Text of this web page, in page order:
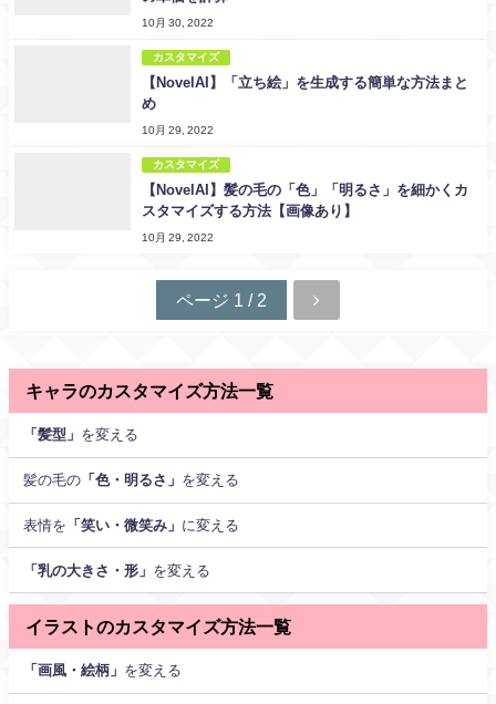
10月 30, 2022
カスタマイズ
【NovelAI】「立ち絵」を生成する簡単な方法まと
め
10月 29, 2022
カスタマイズ
【NovelAI】髪の毛の「色」「明るさ」を細かくカ
スタマイズする方法【画像あり】
10月 29, 2022
ページ 1 / 2
キャラのカスタマイズ方法一覧
「髪型」 を変える
髪の毛の「色・明るさ」 を変える
表情を 「笑い・微笑み」 に変える
「乳の大きさ・形」 を変える
イラストのカスタマイズ方法一覧
「画風・絵柄」 を変える